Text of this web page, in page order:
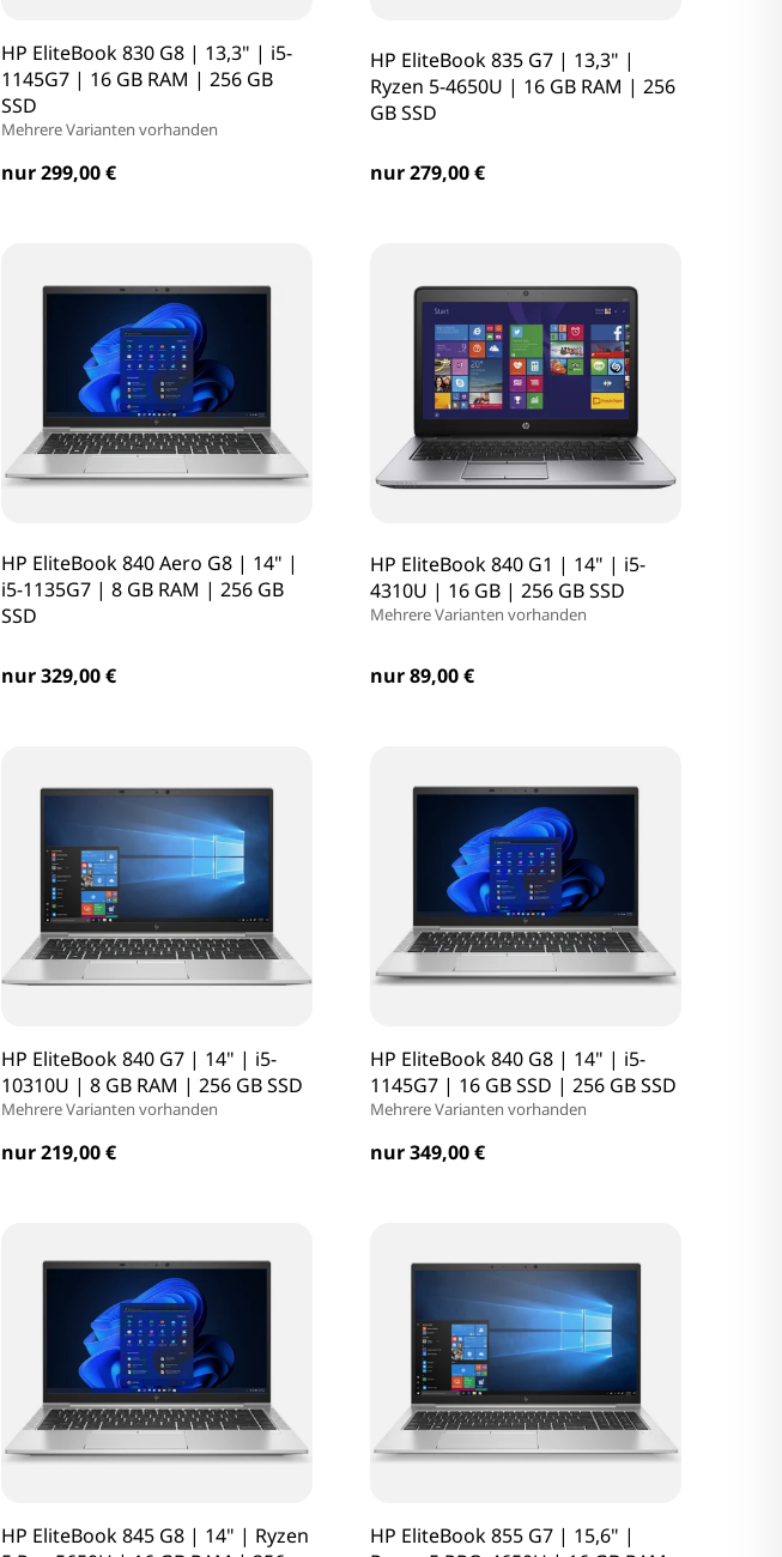
HP EliteBook 830 G8 | 13,3" | i5-
1145G7 | 16 GB RAM | 256 GB
SSD
Mehrere Varianten vorhanden
nur 299,00 €
HP EliteBook 835 G7 | 13,3" |
Ryzen 5-4650U | 16 GB RAM | 256
GB SSD
nur 279,00 €
HP EliteBook 840 Aero G8 | 14" |
i5-1135G7 | 8 GB RAM | 256 GB
SSD
nur 329,00 €
HP EliteBook 840 G1 | 14" | i5-
4310U | 16 GB | 256 GB SSD
Mehrere Varianten vorhanden
nur 89,00 €
HP EliteBook 840 G7 | 14" | i5-
10310U | 8 GB RAM | 256 GB SSD
Mehrere Varianten vorhanden
nur 219,00 €
HP EliteBook 840 G8 | 14" | i5-
1145G7 | 16 GB SSD | 256 GB SSD
Mehrere Varianten vorhanden
nur 349,00 €
HP EliteBook 845 G8 | 14" | Ryzen
HP EliteBook 855 G7 | 15,6" |